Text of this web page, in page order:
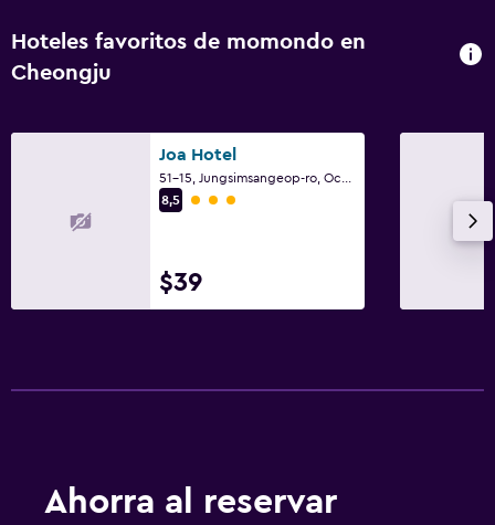
Hoteles favoritos de momondo en
Cheongju
Joa Hotel
8,5
Categoría 3
$39
Ahorra al reservar